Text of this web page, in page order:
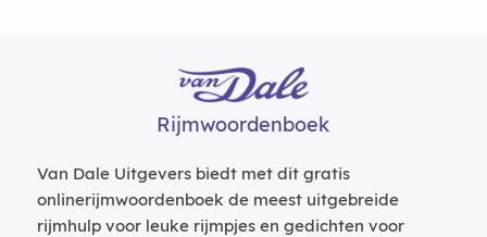
Rijmwoordenboek
Van Dale Uitgevers biedt met dit gratis
onlinerijmwoordenboek de meest uitgebreide
rijmhulp voor leuke rijmpjes en gedichten voor